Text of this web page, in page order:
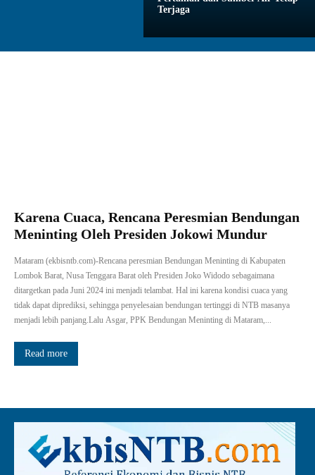
Terjaga
Karena Cuaca, Rencana Peresmian Bendungan
Meninting Oleh Presiden Jokowi Mundur
Mataram (ekbisntb.com)-Rencana peresmian Bendungan Meninting di Kabupaten
Lombok Barat, Nusa Tenggara Barat oleh Presiden Joko Widodo sebagaimana
ditargetkan pada Juni 2024 ini menjadi telambat. Hal ini karena kondisi cuaca yang
tidak dapat diprediksi, sehingga penyelesaian bendungan tertinggi di NTB masanya
menjadi lebih panjang.Lalu Asgar, PPK Bendungan Meninting di Mataram,...
Read more